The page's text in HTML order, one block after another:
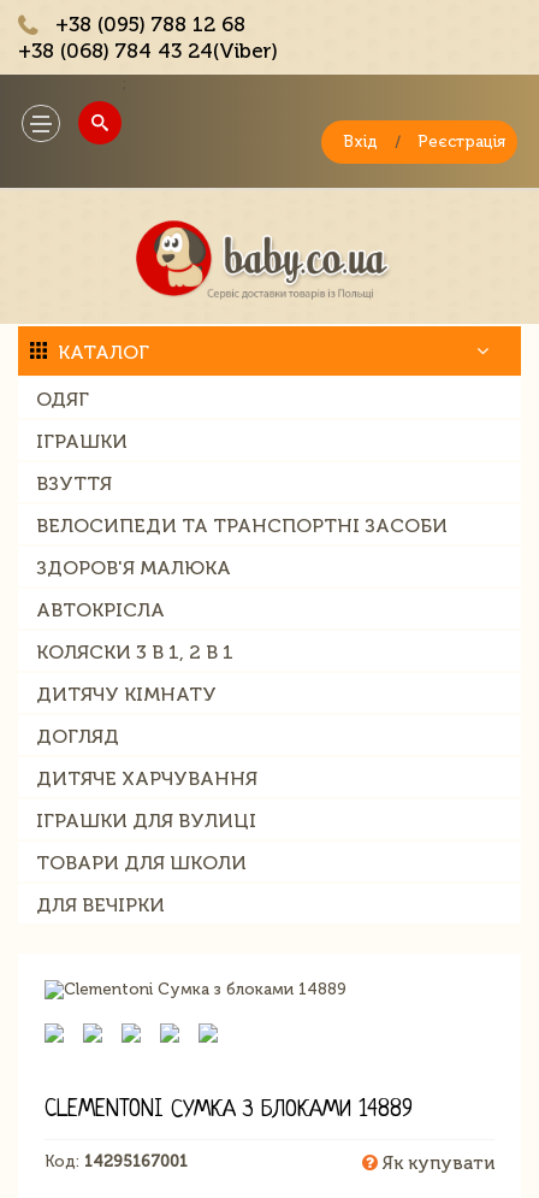
+38 (095) 788 12 68
+38 (068) 784 43 24(Viber)
Toggle
navigation
Вхід / Реєстрація
КАТАЛОГ
ОДЯГ
ІГРАШКИ
ВЗУТТЯ
ВЕЛОСИПЕДИ ТА ТРАНСПОРТНІ ЗАСОБИ
ЗДОРОВ'Я МАЛЮКА
АВТОКРІСЛА
КОЛЯСКИ 3 В 1, 2 В 1
ДИТЯЧУ КІМНАТУ
ДОГЛЯД
ДИТЯЧЕ ХАРЧУВАННЯ
ІГРАШКИ ДЛЯ ВУЛИЦІ
ТОВАРИ ДЛЯ ШКОЛИ
ДЛЯ ВЕЧІРКИ
CLEMENTONI СУМКА З БЛОКАМИ 14889
Код: 14295167001 Як купувати